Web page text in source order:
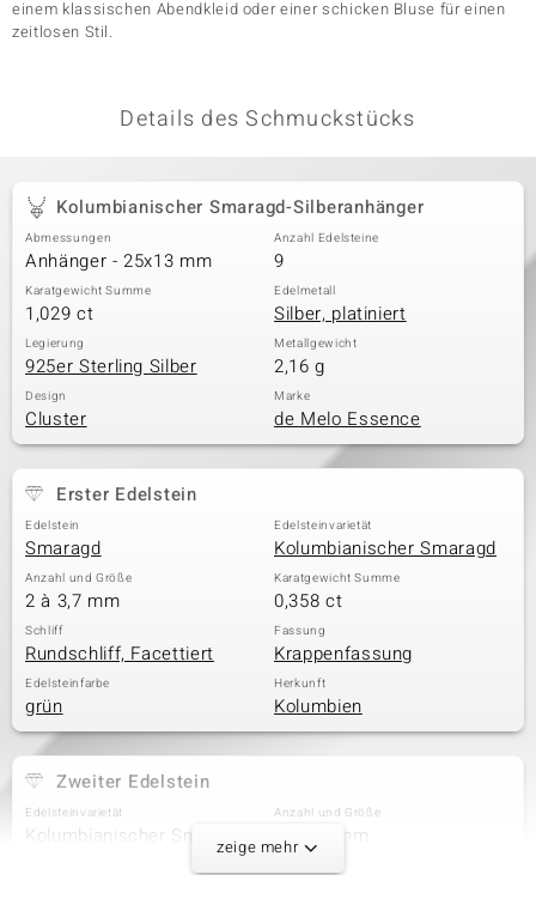
einem klassischen Abendkleid oder einer schicken Bluse für einen
zeitlosen Stil.
Details des Schmuckstücks
Kolumbianischer Smaragd-Silberanhänger
Abmessungen
Anhänger - 25x13 mm
Anzahl Edelsteine
9
Karatgewicht Summe
1,029 ct
Edelmetall
Silber, platiniert
Legierung
925er Sterling Silber
Metallgewicht
2,16 g
Design
Cluster
Marke
de Melo Essence
Erster Edelstein
Edelstein
Smaragd
Edelsteinvarietät
Kolumbianischer Smaragd
Anzahl und Größe
2 à 3,7 mm
Karatgewicht Summe
0,358 ct
Schliff
Rundschliff, Facettiert
Fassung
Krappenfassung
Edelsteinfarbe
grün
Herkunft
Kolumbien
Zweiter Edelstein
Edelsteinvarietät
Kolumbianischer Smaragd
Anzahl und Größe
2 à 3,5 mm
zeige mehr